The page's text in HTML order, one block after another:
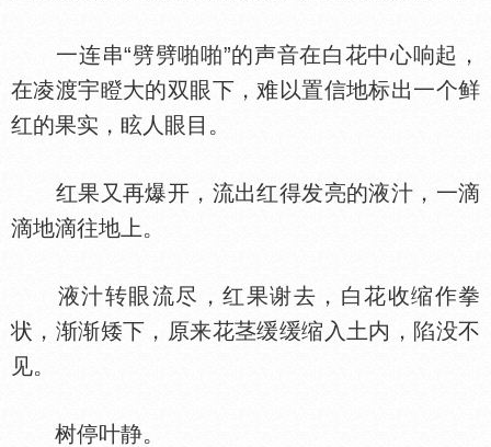
一连串“劈劈啪啪”的声音在白花中心响起，
在凌渡宇瞪大的双眼下，难以置信地标出一个鲜
红的果实，眩人眼目。
红果又再爆开，流出红得发亮的液汁，一滴
滴地滴往地上。
液汁转眼流尽，红果谢去，白花收缩作拳
状，渐渐矮下，原来花茎缓缓缩入土内，陷没不
见。
树停叶静。